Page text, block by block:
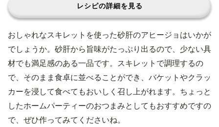
レシピの詳細を見る
おしゃれなスキレットを使った砂肝のアヒージョはいかが
でしょうか。砂肝から旨味がたっぷり出るので、少ない具
材でも満足感のある一品です。スキレットで調理するの
で、そのまま食卓に並べることができ、バケットやクラッ
カーを浸して食べてもおいしく召し上がれます。ちょっと
したホームパーティーのおつまみとしてもおすすめですの
で、ぜひ作ってみてくださいね。